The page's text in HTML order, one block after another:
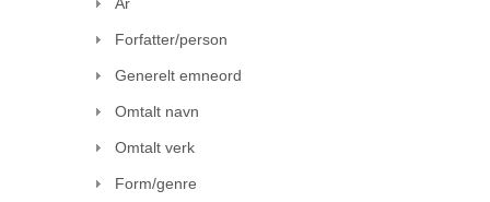
Forfatter/person
Generelt emneord
Omtalt navn
Omtalt verk
Form/genre